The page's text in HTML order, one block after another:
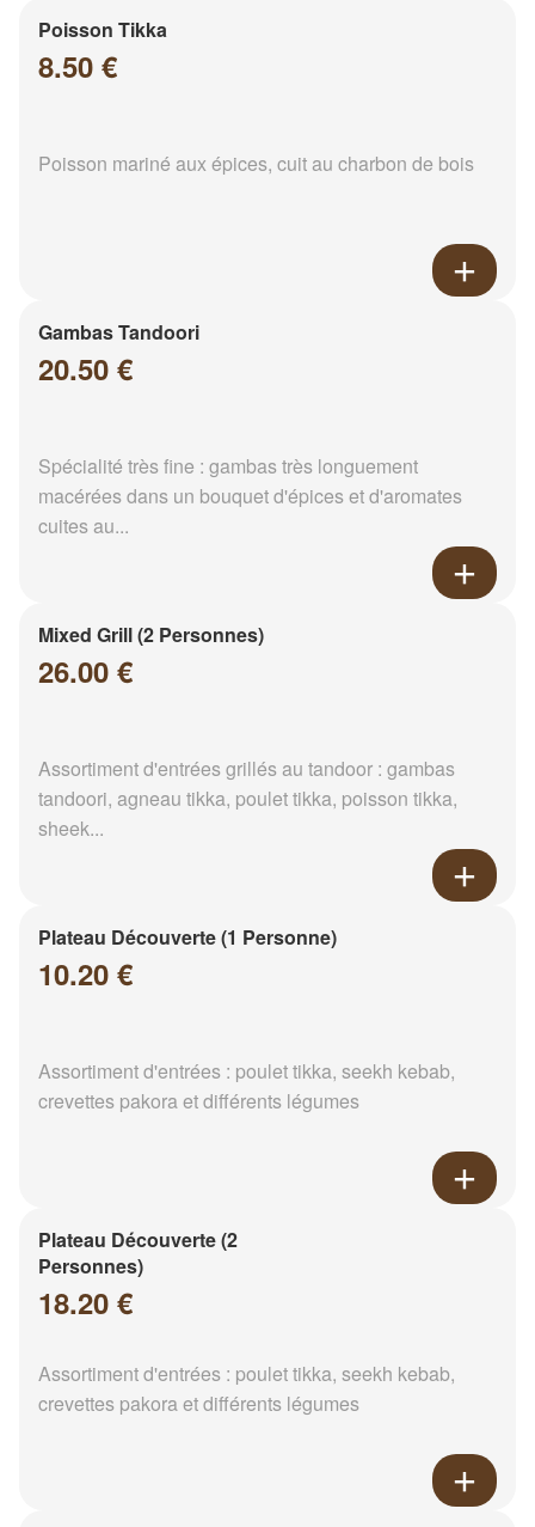
Poisson Tikka
8.50 €
Poisson mariné aux épices, cuit au charbon de bois
Gambas Tandoori
20.50 €
Spécialité très fine : gambas très longuement
macérées dans un bouquet d'épices et d'aromates
cuites au...
Mixed Grill (2 Personnes)
26.00 €
Assortiment d'entrées grillés au tandoor : gambas
tandoori, agneau tikka, poulet tikka, poisson tikka,
sheek...
Plateau Découverte (1 Personne)
10.20 €
Assortiment d'entrées : poulet tikka, seekh kebab,
crevettes pakora et différents légumes
Plateau Découverte (2
Personnes)
18.20 €
Assortiment d'entrées : poulet tikka, seekh kebab,
crevettes pakora et différents légumes